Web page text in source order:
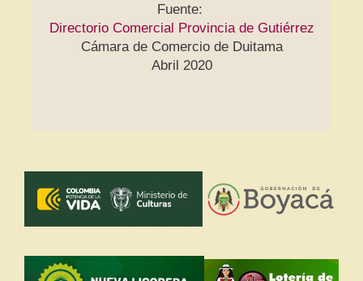
Fuente:
Directorio Comercial Provincia de Gutiérrez
Cámara de Comercio de Duitama
Abril 2020